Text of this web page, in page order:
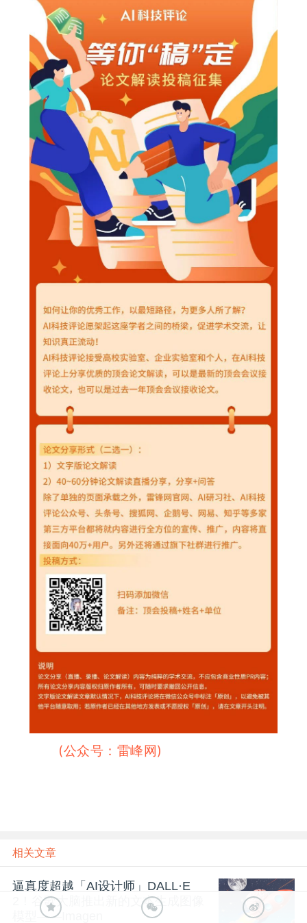
(公众号：雷峰网)
相关文章
逼真度超越「AI设计师」DALL·E
2！谷歌大脑推出新的文本生成图像
模型——Imagen